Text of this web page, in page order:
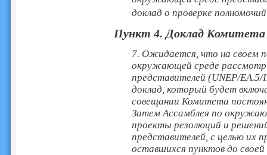
доклад о проверке
Пункт4. Доклад
7. Ожидается, что на своем
окружающей среде
представителей (UNEP/
доклад, который будет
совещании Комитета
Затем Ассамблея по
проекты резолюций и
представителей, с целью их
оставшихся пунктов до своей